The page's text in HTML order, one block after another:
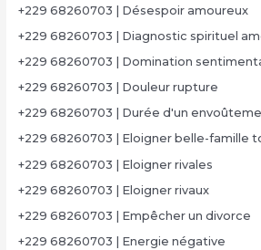
+229 68260703 | Désespoir amoureux
+229 68260703 | Diagnostic spirituel
+229 68260703 | Domination
+229 68260703 | Douleur rupture
+229 68260703 | Durée d'un
+229 68260703 | Eloigner belle-famille
+229 68260703 | Eloigner rivales
+229 68260703 | Eloigner rivaux
+229 68260703 | Empêcher un divorce
+229 68260703 | Energie négative